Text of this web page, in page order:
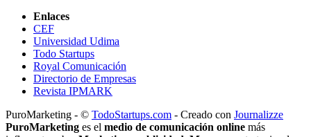
Enlaces
CEF
Universidad Udima
Todo Startups
Royal Comunicación
Directorio de Empresas
Revista IPMARK
PuroMarketing - © TodoStartups.com - Creado con Journalizze
PuroMarketing es el medio de comunicación online más